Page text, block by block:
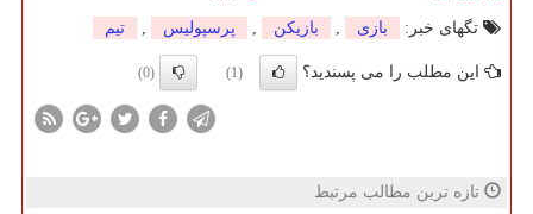
تگهای خبر:
بازی , بازیكن , پرسپولیس , تیم
این مطلب را می پسندید؟ (1)
(0)
تازه ترین مطالب مرتبط